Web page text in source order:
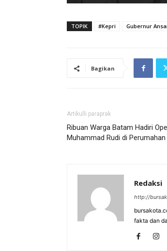
TOPIK #Kepri Gubernur
Bagikan
Artikulli paraprak
Ribuan Warga Batam Hadiri
Muhammad Rudi di
Redaksi
http://
fakta dan